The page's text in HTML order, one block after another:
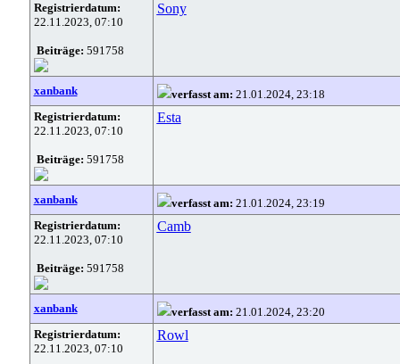
Registrierdatum:
22.11.2023, 07:10
Beiträge: 591758
Sony
xanbank verfasst am: 21.01.2024, 23:18
Registrierdatum:
22.11.2023, 07:10
Beiträge: 591758
Esta
xanbank verfasst am: 21.01.2024, 23:19
Registrierdatum:
22.11.2023, 07:10
Beiträge: 591758
Camb
xanbank verfasst am: 21.01.2024, 23:20
Registrierdatum:
22.11.2023, 07:10
Rowl